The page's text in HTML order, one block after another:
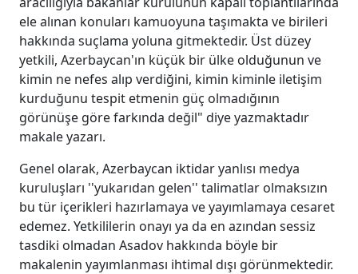
ele alınan konuları kamuoyuna taşımakta ve birileri
hakkında suçlama yoluna gitmektedir. Üst düzey
yetkili, Azerbaycan'ın küçük bir ülke olduğunun ve
kimin ne nefes alıp verdiğini, kimin kiminle iletişim
kurduğunu tespit etmenin güç olmadığının
görünüşe göre farkında değil" diye yazmaktadır
makale yazarı.
Genel olarak, Azerbaycan iktidar yanlısı medya
kuruluşları ''yukarıdan gelen'' talimatlar olmaksızın
bu tür içerikleri hazırlamaya ve yayımlamaya cesaret
edemez. Yetkililerin onayı ya da en azından sessiz
tasdiki olmadan Asadov hakkında böyle bir
makalenin yayımlanması ihtimal dışı görünmektedir.